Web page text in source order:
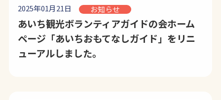
2025年01月21日 お知らせ
あいち観光ボランティアガイドの会ホーム
ページ「あいちおもてなしガイド」をリニ
ューアルしました。